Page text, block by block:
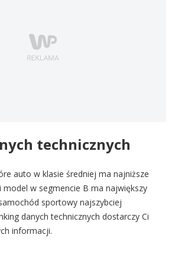
technicznych
auto w klasie średniej ma najniższe
model w segmencie B ma największy
sportowy najszybciej
danych technicznych dostarczy Ci
informacji.